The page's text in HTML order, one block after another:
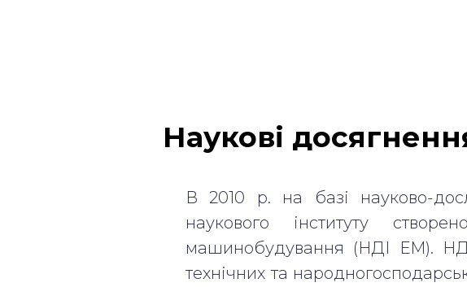
Наукові
В 2010 р. на базі науково-
наукового інституту
машинобудування (НДІ ЕМ).
технічних та